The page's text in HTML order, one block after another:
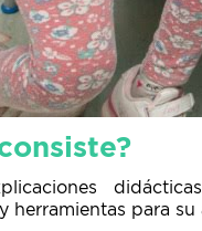
herramientas para su